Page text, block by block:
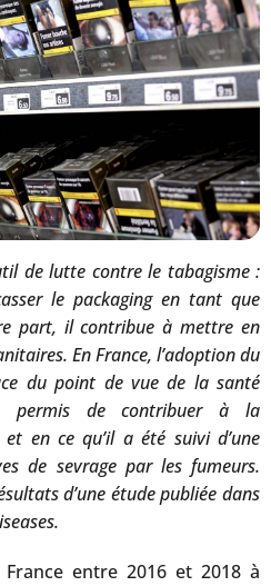
de lutte contre le tabagisme :
le packaging en tant que
part, il contribue à mettre en
En France, l’adoption du
du point de vue de la santé
permis de contribuer à la
en ce qu’il a été suivi d’une
de sevrage par les fumeurs.
d’une étude publiée dans
entre 2016 et 2018 à